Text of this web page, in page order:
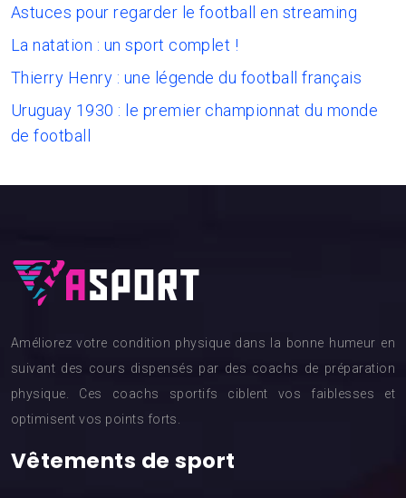
Astuces pour regarder le football en streaming
La natation : un sport complet !
Thierry Henry : une légende du football français
Uruguay 1930 : le premier championnat du monde
de football
Améliorez votre condition physique dans la bonne humeur en
suivant des cours dispensés par des coachs de préparation
physique. Ces coachs sportifs ciblent vos faiblesses et
optimisent vos points forts.
Vêtements de sport